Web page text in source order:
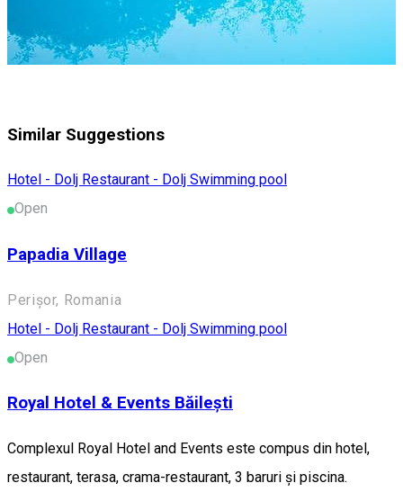
Similar Suggestions
Hotel - Dolj Restaurant - Dolj Swimming pool
Open
Papadia Village
Perișor, Romania
Hotel - Dolj Restaurant - Dolj Swimming pool
Open
Royal Hotel & Events Băilești
Complexul Royal Hotel and Events este compus din hotel,
restaurant, terasa, crama-restaurant, 3 baruri și piscina.